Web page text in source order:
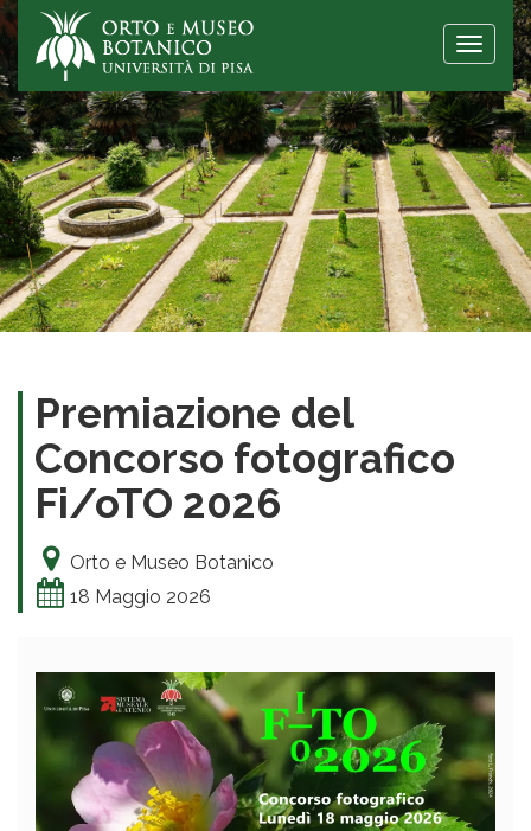
Toggle
Premiazione del
Concorso fotografico
Fi/oTO 2026
Orto e Museo Botanico
18 Maggio 2026